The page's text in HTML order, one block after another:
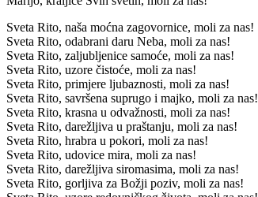
Sveta Rito, naša moćna zagovornice, moli za nas!
Sveta Rito, odabrani daru Neba, moli za nas!
Sveta Rito, zaljubljenice samoće, moli za nas!
Sveta Rito, uzore čistoće, moli za nas!
Sveta Rito, primjere ljubaznosti, moli za nas!
Sveta Rito, savršena suprugo i majko, moli za nas!
Sveta Rito, krasna u odvažnosti, moli za nas!
Sveta Rito, darežljiva u praštanju, moli za nas!
Sveta Rito, hrabra u pokori, moli za nas!
Sveta Rito, udovice mira, moli za nas!
Sveta Rito, darežljiva siromasima, moli za nas!
Sveta Rito, gorljiva za Božji poziv, moli za nas!